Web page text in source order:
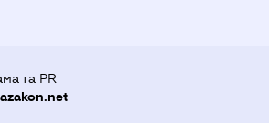
та PR